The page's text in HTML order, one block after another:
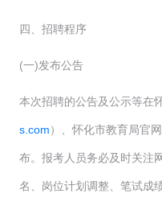
四、招聘程序
(一)发布公告
本次招聘的公告及公示等在
s.com）、怀化市教育局官
布。报考人员务必及时关注
名、岗位计划调整、笔试成